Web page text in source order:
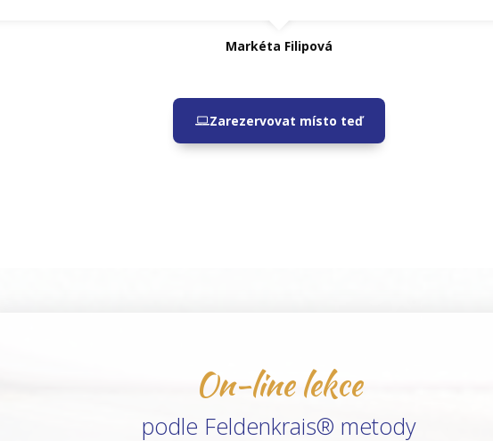
Markéta Filipová
Zarezervovat místo teď
On-line lekce
podle Feldenkrais® metody